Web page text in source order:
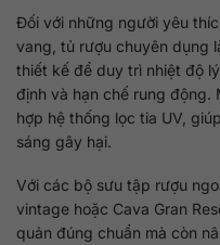
Đối với những người yêu
vang, tủ rượu chuyên dụng
thiết kế để duy trì nhiệt độ
định và hạn chế rung động.
hợp hệ thống lọc tia UV,
sáng gây hại.
Với các bộ sưu tập rượu
vintage hoặc Cava Gran
quản đúng chuẩn mà còn